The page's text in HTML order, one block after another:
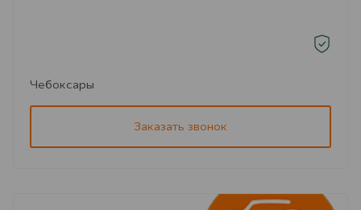
Чебоксары
Заказать звонок